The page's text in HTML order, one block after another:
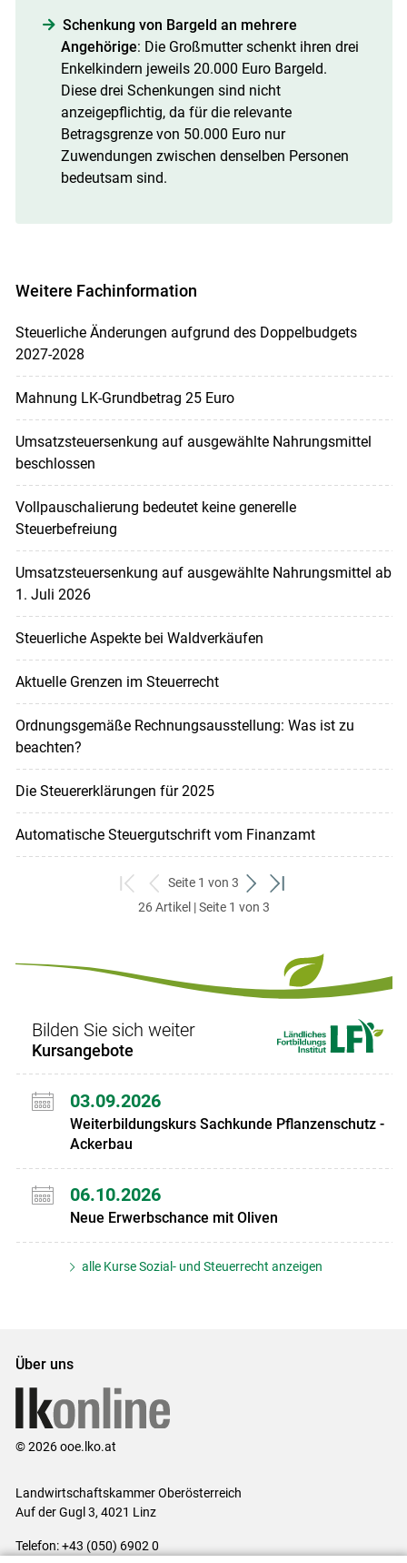
Schenkung von Bargeld an mehrere
Angehörige: Die Großmutter schenkt ihren drei
Enkelkindern jeweils 20.000 Euro Bargeld.
Diese drei Schenkungen sind nicht
anzeigepflichtig, da für die relevante
Betragsgrenze von 50.000 Euro nur
Zuwendungen zwischen denselben Personen
bedeutsam sind.
Weitere Fachinformation
Steuerliche Änderungen aufgrund des Doppelbudgets
2027-2028
Mahnung LK-Grundbetrag 25 Euro
Umsatzsteuersenkung auf ausgewählte Nahrungsmittel
beschlossen
Vollpauschalierung bedeutet keine generelle
Steuerbefreiung
Umsatzsteuersenkung auf ausgewählte Nahrungsmittel ab
1. Juli 2026
Steuerliche Aspekte bei Waldverkäufen
Aktuelle Grenzen im Steuerrecht
Ordnungsgemäße Rechnungsausstellung: Was ist zu
beachten?
Die Steuererklärungen für 2025
Automatische Steuergutschrift vom Finanzamt
zum
ersten
zurück
zum
Seite 1 von 3
weiter
zum
zum
26 Artikel | Seite 1 von 3
Bilden Sie sich weiter
Kursangebote
03.09.2026
Weiterbildungskurs Sachkunde Pflanzenschutz -
Ackerbau
06.10.2026
Neue Erwerbschance mit Oliven
alle Kurse Sozial- und Steuerrecht anzeigen
Über uns
© 2026 ooe.lko.at
Landwirtschaftskammer Oberösterreich
Auf der Gugl 3, 4021 Linz
Telefon: +43 (050) 6902 0